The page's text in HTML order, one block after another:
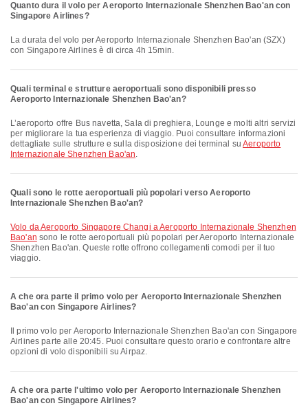
Quanto dura il volo per Aeroporto Internazionale Shenzhen Bao'an con
Singapore Airlines?
La durata del volo per Aeroporto Internazionale Shenzhen Bao'an (SZX)
con Singapore Airlines è di circa 4h 15min.
Quali terminal e strutture aeroportuali sono disponibili presso
Aeroporto Internazionale Shenzhen Bao'an?
L’aeroporto offre Bus navetta, Sala di preghiera, Lounge e molti altri servizi
per migliorare la tua esperienza di viaggio. Puoi consultare informazioni
dettagliate sulle strutture e sulla disposizione dei terminal suAeroporto
Internazionale Shenzhen Bao'an.
Quali sono le rotte aeroportuali più popolari verso Aeroporto
Internazionale Shenzhen Bao'an?
volo da Aeroporto Singapore Changi a Aeroporto Internazionale Shenzhen
Bao'an sono le rotte aeroportuali più popolari per Aeroporto Internazionale
Shenzhen Bao'an. Queste rotte offrono collegamenti comodi per il tuo
viaggio.
A che ora parte il primo volo per Aeroporto Internazionale Shenzhen
Bao'an con Singapore Airlines?
Airlines parte alle 20:45. Puoi consultare questo orario e confrontare altre
opzioni di volo disponibili su Airpaz.
A che ora parte l'ultimo volo per Aeroporto Internazionale Shenzhen
Bao'an con Singapore Airlines?